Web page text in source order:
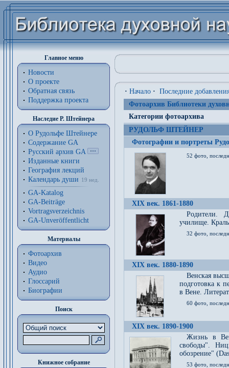
Главное меню
Новости
О проекте
Обратная связь
Поддержка проекта
Наследие Р. Штейнера
О Рудольфе Штейнере
Содержание GA
Русский архив GA
Изданные книги
География лекций
Календарь души
19 нед.
GA-Katalog
GA-Beiträge
Vortragsverzeichnis
GA-Unveröffentlicht
Материалы
Фотоархив
Видео
Аудио
Глоссарий
Биографии
Поиск
Книжное собрание
· Начало · Последние
Фотоархив Библиотеки
Категории фотоархива
РУДОЛЬФ ШТЕЙНЕР
Фотографии и портреты
52 фото,
XIX век. 1861-1880
Родители.
училище.
32 фото,
XIX век. 1880-1890
Венская
подготовка к
в Вене.
60 фото,
XIX век. 1890-1900
Жизнь в
свободы".
обозрение"
53 фото,